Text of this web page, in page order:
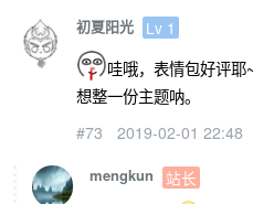
初夏阳光 Lv 1
哇哦，表情包好评
想整一份主题呐。
#73 2019-02-01 22:48
mengkun 站长